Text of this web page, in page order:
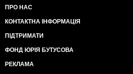
ПРО НАС
КОНТАКТНА ІНФОРМАЦІЯ
ПІДТРИМАТИ
ФОНД ЮРІЯ БУТУСОВА
РЕКЛАМА